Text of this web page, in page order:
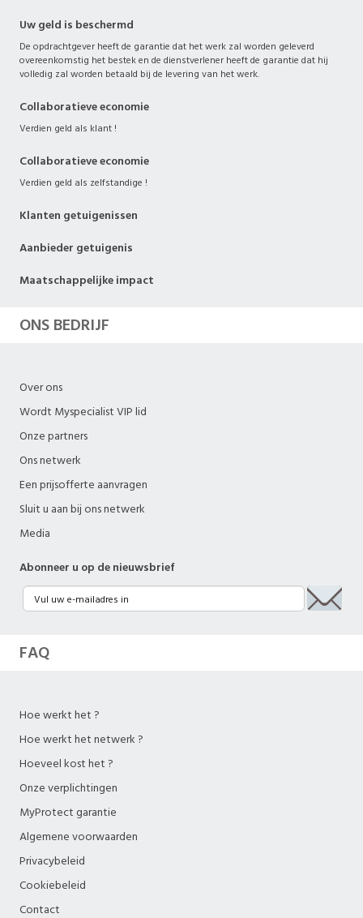
Uw geld is beschermd
De opdrachtgever heeft de garantie dat het werk zal worden geleverd
overeenkomstig het bestek en de dienstverlener heeft de garantie dat hij
volledig zal worden betaald bij de levering van het werk.
Collaboratieve economie
Verdien geld als klant !
Collaboratieve economie
Verdien geld als zelfstandige !
Klanten getuigenissen
Aanbieder getuigenis
Maatschappelijke impact
ONS BEDRIJF
Over ons
Wordt Myspecialist VIP lid
Onze partners
Ons netwerk
Een prijsofferte aanvragen
Sluit u aan bij ons netwerk
Media
Abonneer u op de nieuwsbrief
FAQ
Hoe werkt het ?
Hoe werkt het netwerk ?
Hoeveel kost het ?
Onze verplichtingen
MyProtect garantie
Algemene voorwaarden
Privacybeleid
Cookiebeleid
Contact